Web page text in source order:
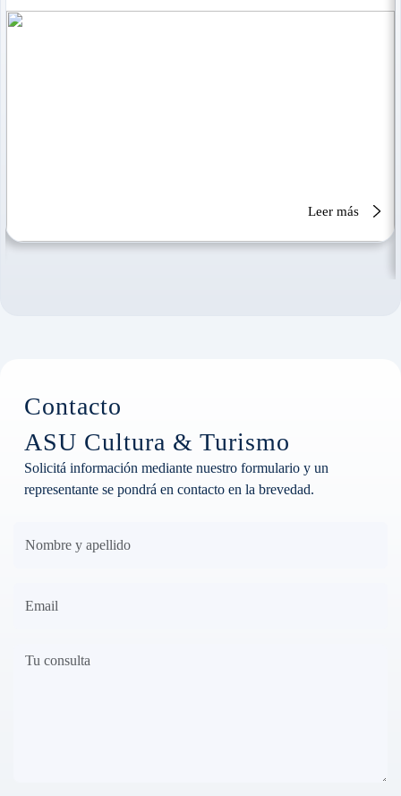
Leer más
Contacto
ASU Cultura & Turismo
Solicitá información mediante nuestro formulario y un
representante se pondrá en contacto en la brevedad.